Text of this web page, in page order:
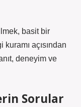
basit bir
açısından
deneyim ve
Sorular